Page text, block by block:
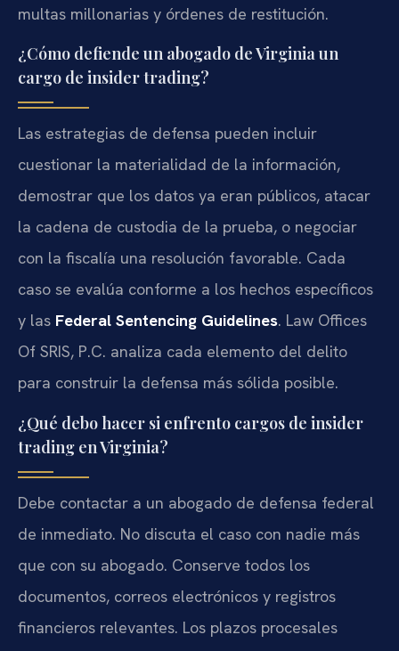
multas millonarias y órdenes de restitución.
¿Cómo defiende un abogado de Virginia un
cargo de insider trading?
Las estrategias de defensa pueden incluir
cuestionar la materialidad de la información,
demostrar que los datos ya eran públicos, atacar
la cadena de custodia de la prueba, o negociar
con la fiscalía una resolución favorable. Cada
caso se evalúa conforme a los hechos específicos
y las Federal Sentencing Guidelines. Law Offices
Of SRIS, P.C. analiza cada elemento del delito
para construir la defensa más sólida posible.
¿Qué debo hacer si enfrento cargos de insider
trading en Virginia?
Debe contactar a un abogado de defensa federal
de inmediato. No discuta el caso con nadie más
que con su abogado. Conserve todos los
documentos, correos electrónicos y registros
financieros relevantes. Los plazos procesales